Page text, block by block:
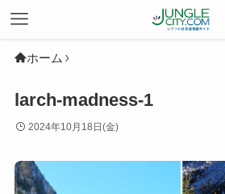
ホーム
larch-madness-1
2024年10月18日(金)